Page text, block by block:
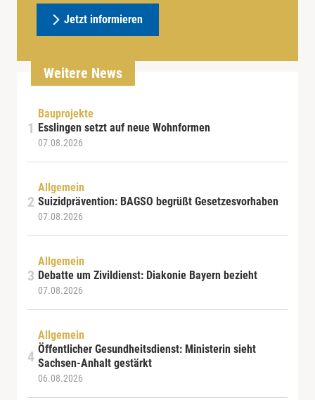
Jetzt informieren
Weitere News
Bauprojekte
Esslingen setzt auf neue Wohnformen
07.08.2026
Allgemein
Suizidprävention: BAGSO begrüßt Gesetzesvorhaben
07.08.2026
Allgemein
Debatte um Zivildienst: Diakonie Bayern bezieht
07.08.2026
Allgemein
Öffentlicher Gesundheitsdienst: Ministerin sieht
Sachsen-Anhalt gestärkt
06.08.2026